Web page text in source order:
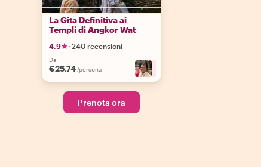
La Gita Definitiva ai
Templi di Angkor Wat
4.9 · 240 recensioni
Da
€25.74 /persona +2
Prenota ora